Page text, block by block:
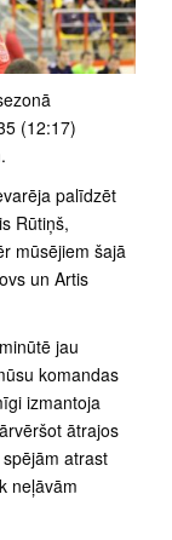
g
a
t
(12:17)
palīdzēt
Rūtiņš,
mūsējiem šajā
un Artis
jau
komandas
izmantoja
ātrajos
atrast
neļāvām